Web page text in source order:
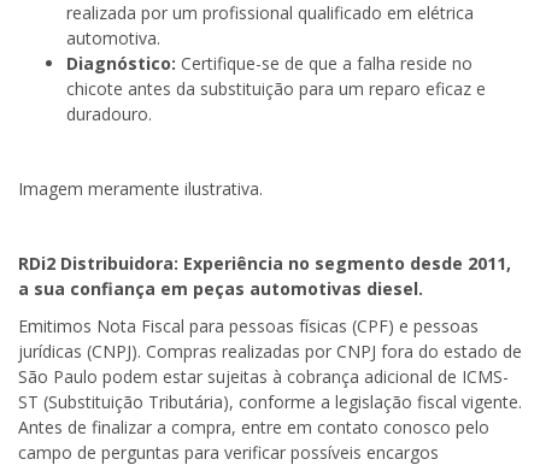
realizada por um profissional qualificado em elétrica
automotiva.
Diagnóstico: Certifique-se de que a falha reside no
chicote antes da substituição para um reparo eficaz e
duradouro.
Imagem meramente ilustrativa.
RDi2 Distribuidora: Experiência no segmento desde 2011,
a sua confiança em peças automotivas diesel.
Emitimos Nota Fiscal para pessoas físicas (CPF) e pessoas
jurídicas (CNPJ). Compras realizadas por CNPJ fora do estado de
São Paulo podem estar sujeitas à cobrança adicional de ICMS-
ST (Substituição Tributária), conforme a legislação fiscal vigente.
Antes de finalizar a compra, entre em contato conosco pelo
campo de perguntas para verificar possíveis encargos